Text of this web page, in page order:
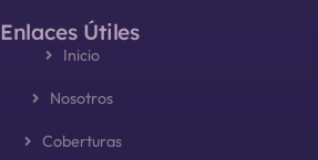
Enlaces Útiles
Inicio
Nosotros
Coberturas